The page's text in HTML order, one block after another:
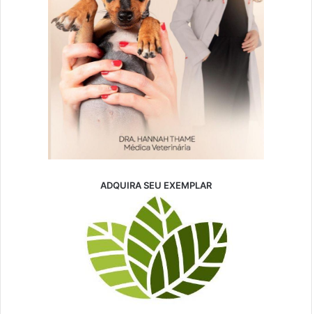
ADQUIRA SEU EXEMPLAR